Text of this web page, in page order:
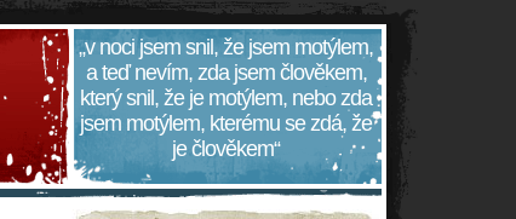
„v noci jsem snil, že jsem motýlem,
a teď nevím, zda jsem člověkem,
který snil, že je motýlem, nebo zda
jsem motýlem, kterému se zdá, že
je člověkem“